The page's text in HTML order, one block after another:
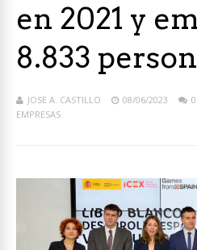
en 2021 y
8.833
JOSE A. CASTILLO 08/06/2023
EMPRESAS